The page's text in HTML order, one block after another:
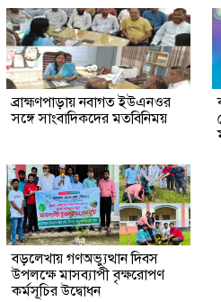
ব্রাহ্মণপাড়ায় নবাগত ইউএনওর
সঙ্গে সাংবাদিকদের মতবিনিময়
বড়লেখায় গণঅভ্যুত্থান দিবস
উপলক্ষে মাসব্যাপী বৃক্ষরোপণ
কর্মসূচির উদ্বোধন